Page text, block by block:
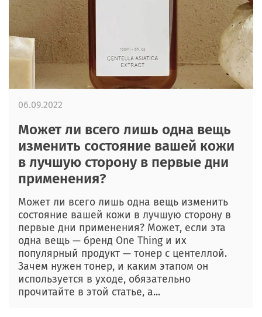
Может ли всего лишь одна вещь
изменить состояние вашей кожи
в лучшую сторону в первые дни
применения?
Может ли всего лишь одна вещь изменить
состояние вашей кожи в лучшую сторону в
первые дни применения? Может, если эта
одна вещь — бренд One Thing и их
популярный продукт — тонер с центеллой.
Зачем нужен тонер, и каким этапом он
используется в уходе, обязательно
прочитайте в этой статье, а...
06.09.2022